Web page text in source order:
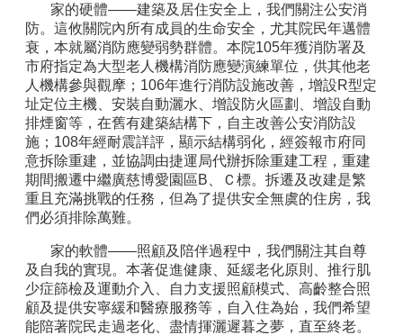
家的硬體——建築及居住安全上，我們關注公安消
防。這攸關院內所有成員的生命安全，尤其院民年邁體
衰，本就屬消防應變弱勢群體。本院105年獲消防署及
市府指定為大型老人機構消防應變演練單位，供其他老
人機構參與觀摩；106年進行消防設施改善，增設R型定
址定位主機、安裝自動灑水、增設防火區劃、增設自動
排煙窗等，在舊有建築結構下，自主改善公安消防設
施；108年經耐震詳評，顯示結構弱化，經簽報市府同
意拆除重建，並協調由捷運局代辦拆除重建工程，重建
期間搬遷中繼廣慈博愛園區B、Ｃ標。拆遷及改建是繁
重且充滿挑戰的任務，但為了提供安全無虞的住房，我
們必須排除萬難。
家的軟體——照顧及陪伴過程中，我們關注其自尊
及自我的實現。本著促進健康、延緩老化原則、推行肌
少症篩檢及運動介入、自力支援照顧模式、高齡整合照
顧及提供安寧緩和醫療服務等，自入住為始，我們希望
能陪著院民走過老化、盡情揮灑遲暮之夢，直至終老。